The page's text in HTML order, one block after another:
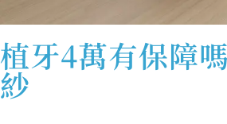
植牙4萬有保障
紗